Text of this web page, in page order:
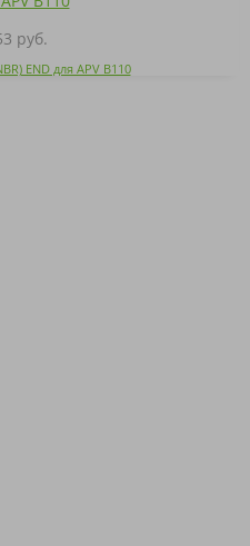
руб.
END для APV B110